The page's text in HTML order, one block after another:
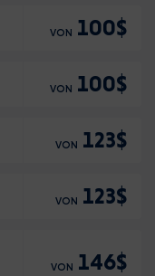
VON 100$
VON 100$
VON 123$
VON 123$
VON 146$